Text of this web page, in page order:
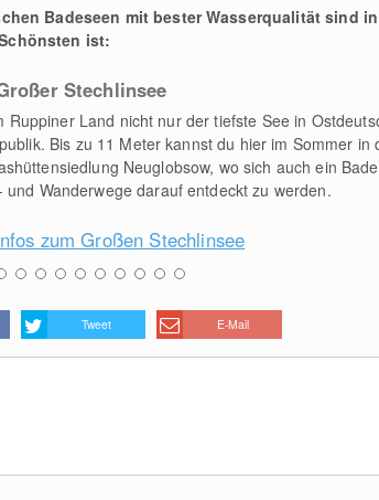
Badeseen mit bester Wasserqualität sind in
ist:
Stechlinsee
Land nicht nur der tiefste See in
Bis zu 11 Meter kannst du hier im Sommer in
Neuglobsow, wo sich auch ein
Wanderwege darauf entdeckt zu werden.
zum Großen Stechlinsee
Tweet E-Mail